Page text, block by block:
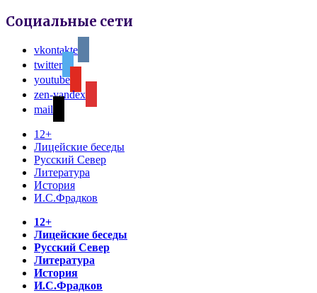
Социальные сети
vkontakte
twitter
youtube
zen-yandex
mail
12+
Лицейские беседы
Русский Север
Литература
История
И.С.Фрадков
12+
Лицейские беседы
Русский Север
Литература
История
И.С.Фрадков